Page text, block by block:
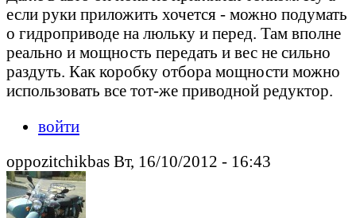
если руки приложить хочется - можно подумать
о гидроприводе на люльку и перед. Там вполне
реально и мощность передать и вес не сильно
раздуть. Как коробку отбора мощности можно
использовать все тот-же приводной редуктор.
войти
oppozitchikbas Вт, 16/10/2012 - 16:43